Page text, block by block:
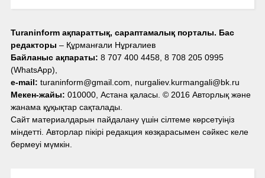
Turaninform ақпараттық, сараптамалық порталы. Бас
редакторы – Құрманғали Нұрғалиев
Байланыс ақпараты: 8 707 400 4458, 8 708 205 0995
(WhatsApp),
e-mail: turaninform@gmail.com, nurgaliev.kurmangali@bk.ru
Мекен-жайы: 010000, Астана қаласы. © 2016 Авторлық және
жанама құқықтар сақталады.
Сайт материалдарын пайдалану үшін сілтеме көрсетуіңіз
міндетті. Авторлар пікірі редакция көзқарасымен сәйкес келе
бермеуі мүмкін.